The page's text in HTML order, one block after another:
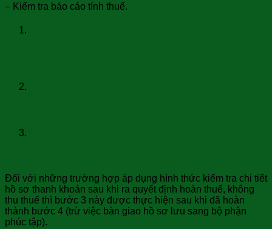
– Kiểm tra báo cáo tính thuế.
Đối với những trường hợp áp dụng hình thức kiểm tra chi tiết
hồ sơ thanh khoản sau khi ra quyết định hoàn thuế, không
thu thuế thì bước 3 này được thực hiện sau khi đã hoàn
thành bước 4 (trừ việc bàn giao hồ sơ lưu sang bộ phận
phúc tập).